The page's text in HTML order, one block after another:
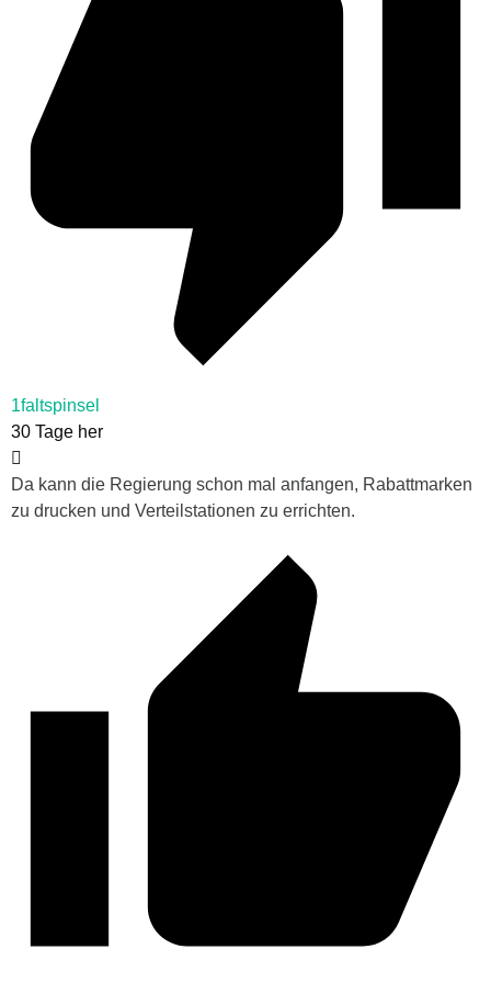
1faltspinsel
30 Tage her
Da kann die Regierung schon mal anfangen, Rabattmarken
zu drucken und Verteilstationen zu errichten.